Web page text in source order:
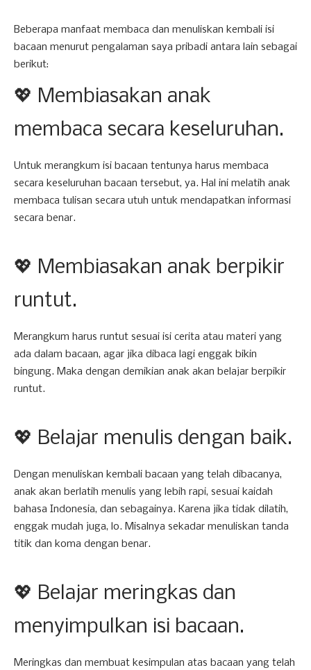
Beberapa manfaat membaca dan menuliskan kembali isi
bacaan menurut pengalaman saya pribadi antara lain sebagai
berikut:
💖 Membiasakan anak
membaca secara keseluruhan.
Untuk merangkum isi bacaan tentunya harus membaca
secara keseluruhan bacaan tersebut, ya. Hal ini melatih anak
membaca tulisan secara utuh untuk mendapatkan informasi
secara benar.
💖 Membiasakan anak berpikir
runtut.
Merangkum harus runtut sesuai isi cerita atau materi yang
ada dalam bacaan, agar jika dibaca lagi enggak bikin
bingung. Maka dengan demikian anak akan belajar berpikir
runtut.
💖 Belajar menulis dengan baik.
Dengan menuliskan kembali bacaan yang telah dibacanya,
anak akan berlatih menulis yang lebih rapi, sesuai kaidah
bahasa Indonesia, dan sebagainya. Karena jika tidak dilatih,
enggak mudah juga, lo. Misalnya sekadar menuliskan tanda
titik dan koma dengan benar.
💖 Belajar meringkas dan
menyimpulkan isi bacaan.
Meringkas dan membuat kesimpulan atas bacaan yang telah